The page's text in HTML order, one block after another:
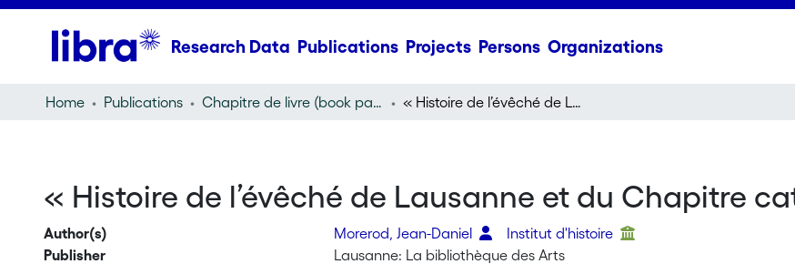
Research Data Publications Projects Persons Organizations
Home Publications Chapitre de livre (book part) « Histoire de l’évêché de Lausanne et du Chapitre cathédral au Moyen Age »
« Histoire de l’évêché de Lausanne et du Chapitre
Author(s) Morerod, Jean-Daniel
Institut d'histoire
Publisher
Lausanne: La bibliothèque des Arts